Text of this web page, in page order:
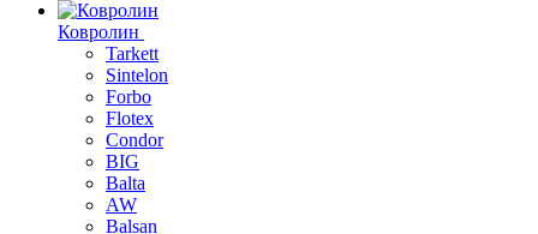
Ковролин
Tarkett
Sintelon
Forbo
Flotex
Condor
BIG
Balta
AW
Balsan